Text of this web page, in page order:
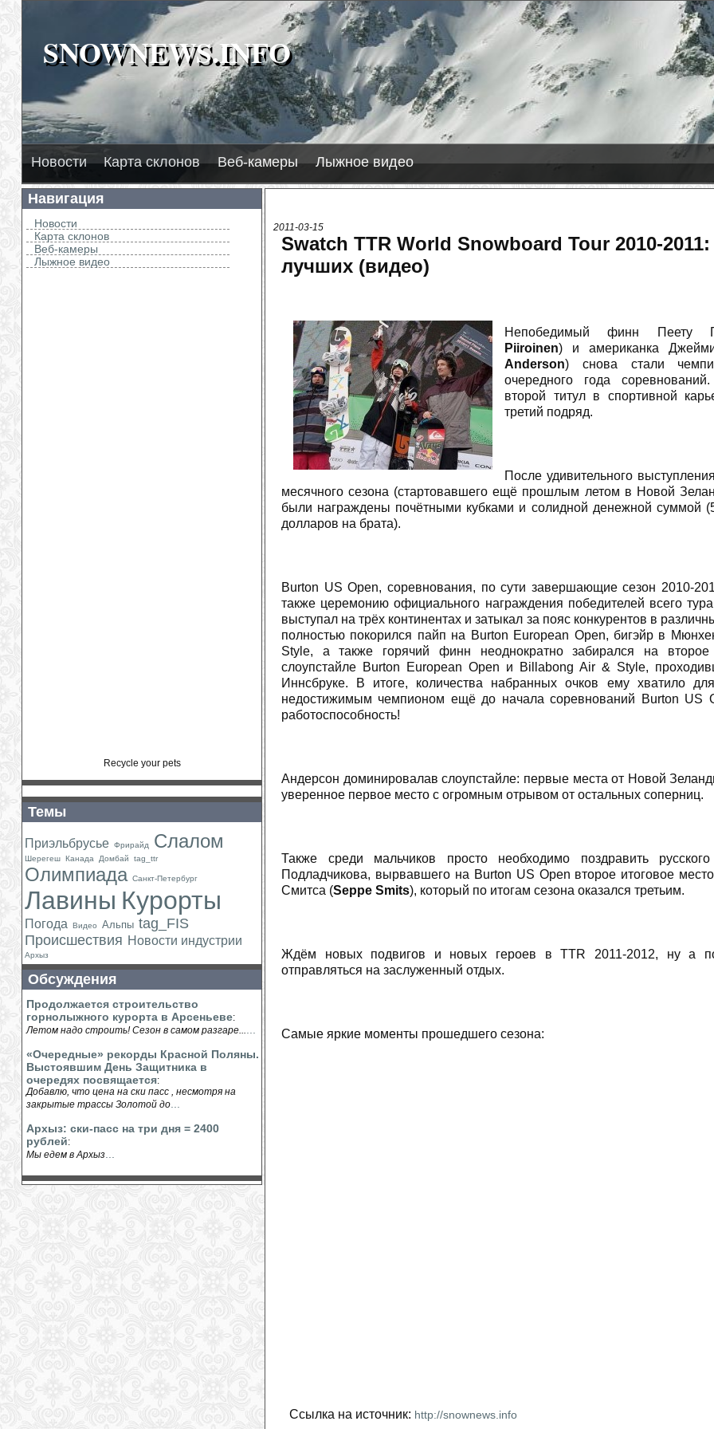
SNOWNEWS.INFO
SNOWNEWS.INFO
Лас Леньяс+8 см
Исо-Сюете
+2 см
+1 см
Новости Карта склонов Веб-камеры Лыжное видео
Навигация
Новости
Карта склонов
Веб-камеры
Лыжное видео
Recycle your pets
Темы
Приэльбрусье Фрирайд Слалом
Шерегеш Канада Домбай tag_ttr
Олимпиада Санкт-Петербург
Лавины Курорты
Погода Видео Альпы tag_FIS
Происшествия Новости индустрии
Архыз
Обсуждения
Продолжается строительство
горнолыжного курорта в Арсеньеве:
Летом надо строить! Сезон в самом разгаре...
«Очередные» рекорды Красной Поляны.
Выстоявшим День Защитника в
очередях посвящается:
Добавлю, что цена на ски пасс , несмотря на
закрытые трассы Золотой до
Архыз: ски-пасс на три дня = 2400
рублей:
Мы едем в Архыз
2011-03-15
Swatch TTR World Snowboard Tour 2010-
лучших (видео)
Непобедимый финн Пеету
Piiroinen) и американка
Anderson) снова стали
очередного года
второй титул в спортивной
третий подряд.
После удивительного
месячного сезона (стартовавшего ещё прошлым летом в Новой
были награждены почётными кубками и солидной денежной суммой
долларов на брата).
Burton US Open, соревнования, по сути завершающие сезон 2010-
также церемонию официального награждения победителей всего
выступал на трёх континентах и затыкал за пояс конкурентов в
полностью покорился пайп на Burton European Open, бигэйр в
Style, а также горячий финн неоднократно забирался на
слоупстайле Burton European Open и Billabong Air & Style,
Иннсбруке. В итоге, количества набранных очков ему хватило
недостижимым чемпионом ещё до начала соревнований Burton US
работоспособность!
Андерсон доминировалав слоупстайле: первые места от Новой
уверенное первое место с огромным отрывом от остальных соперниц.
Также среди мальчиков просто необходимо поздравить
Подладчикова, вырвавшего на Burton US Open второе итоговое
Смитса (Seppe Smits), который по итогам сезона оказался третьим.
Ждём новых подвигов и новых героев в TTR 2011-2012, ну а
отправляться на заслуженный отдых.
Самые яркие моменты прошедшего сезона:
Ссылка на источник: http://snownews.info